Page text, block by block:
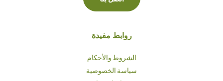
روابط مفيدة
الشروط والأحكام
سياسة الخصوصية